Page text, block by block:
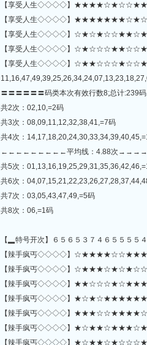
【享受人生◇◇◇◇】
【享受人生◇◇◇◇】
【享受人生◇◇◇◇】
【享受人生◇◇◇◇】
【享受人生◇◇◇◇】
〓〓〓〓〓〓码类本次有效行数8;总计:239
共2次：02,10,=2码
共3次：08,09,11,12,32,38,41,=7码
共4次：
←←←←←←←←←平均线：4.88次
共5次：
共6次：
共7次：03,05,43,47,49,=5码
共8次：06,=1码
【▂特号开次】６５６５３７４６５５５５
【辣手疯丐◇◇◇◇】
【辣手疯丐◇◇◇◇】
【辣手疯丐◇◇◇◇】
【辣手疯丐◇◇◇◇】
【辣手疯丐◇◇◇◇】
【辣手疯丐◇◇◇◇】
【辣手疯丐◇◇◇◇】